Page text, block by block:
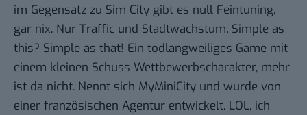
im Gegensatz zu Sim City gibt es null Feintuning,
gar nix. Nur Traffic und Stadtwachstum. Simple as
this? Simple as that! Ein todlangweiliges Game mit
einem kleinen Schuss Wettbewerbscharakter, mehr
ist da nicht. Nennt sich MyMiniCity und wurde von
einer französischen Agentur entwickelt. LOL, ich